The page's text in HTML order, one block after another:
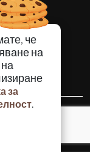
че
на
за
.
или цялото
на Медийна